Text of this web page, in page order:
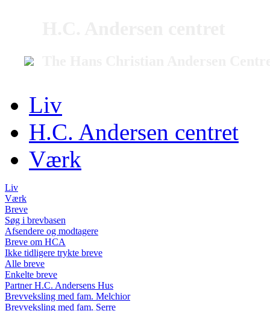
Liv
H.C. Andersen centret
Værk
Liv
Værk
Breve
Søg i brevbasen
Afsendere og modtagere
Breve om HCA
Ikke tidligere trykte breve
Alle breve
Enkelte breve
Partner H.C. Andersens Hus
Brevveksling med fam. Melchior
Brevveksling med fam. Serre